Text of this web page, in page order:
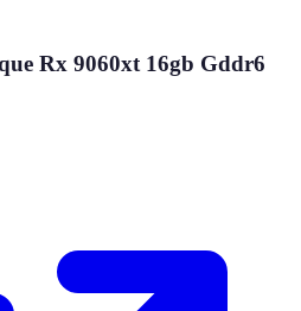
Rx 9060xt 16gb Gddr6